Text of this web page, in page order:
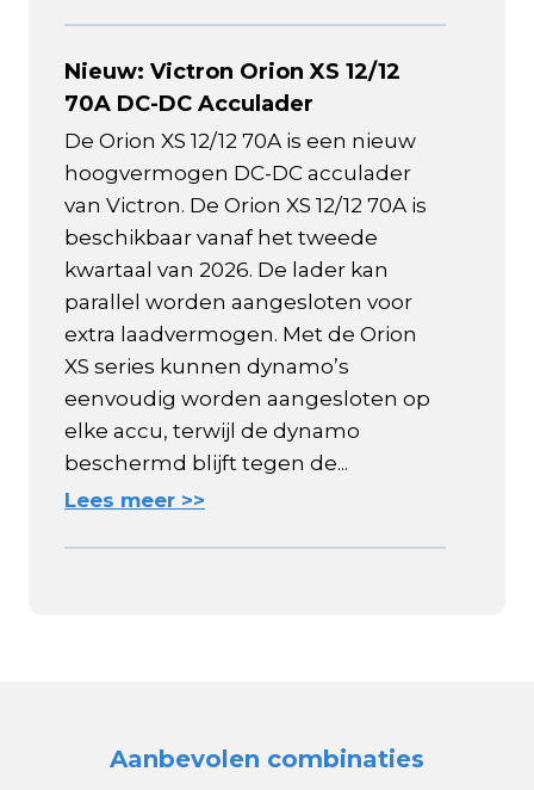
Nieuw: Victron Orion XS 12/12
70A DC-DC Acculader
De Orion XS 12/12 70A is een nieuw
hoogvermogen DC-DC acculader
van Victron. De Orion XS 12/12 70A is
beschikbaar vanaf het tweede
kwartaal van 2026. De lader kan
parallel worden aangesloten voor
extra laadvermogen. Met de Orion
XS series kunnen dynamo’s
eenvoudig worden aangesloten op
elke accu, terwijl de dynamo
beschermd blijft tegen de...
Lees meer >>
Aanbevolen combinaties